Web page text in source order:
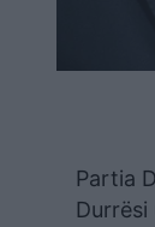
Partia